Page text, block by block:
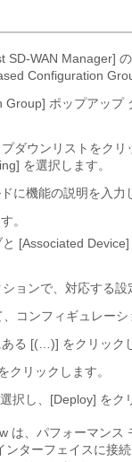
SD-WAN Manager]
Configuration
ポップアップ
ダウンリストをク
を選択します。
に機能の説明を入力
。
[Associated
ョンで、対応する設
コンフィギュレーシ
る [(…)] をクリック
クリックします。
択し、[Deploy] をク
は、パフォーマンス
ンターフェイスに接